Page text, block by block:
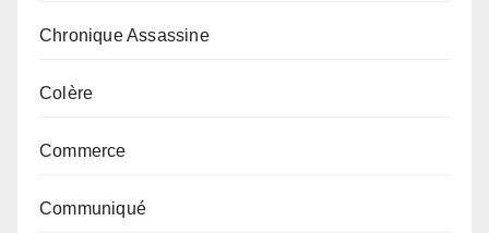
Chronique Assassine
Colère
Commerce
Communiqué